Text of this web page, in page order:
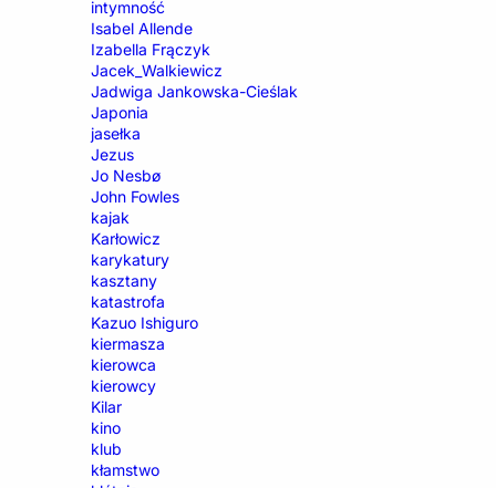
intymność
Isabel Allende
Izabella Frączyk
Jacek_Walkiewicz
Jadwiga Jankowska-Cieślak
Japonia
jasełka
Jezus
Jo Nesbø
John Fowles
kajak
Karłowicz
karykatury
kasztany
katastrofa
Kazuo Ishiguro
kiermasza
kierowca
kierowcy
Kilar
kino
klub
kłamstwo